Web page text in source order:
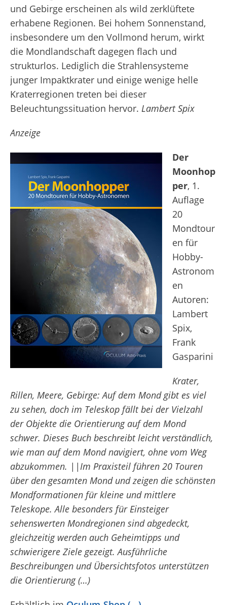
und Gebirge erscheinen als wild zerklüftete
erhabene Regionen. Bei hohem Sonnenstand,
insbesondere um den Vollmond herum, wirkt
die Mondlandschaft dagegen flach und
strukturlos. Lediglich die Strahlensysteme
junger Impaktkrater und einige wenige helle
Kraterregionen treten bei dieser
Beleuchtungssituation hervor. Lambert Spix
Anzeige
Der
Moonhop
per, 1.
Auflage
20
Mondtour
en für
Hobby-
Astronom
en
Autoren:
Lambert
Spix,
Frank
Gasparini
Krater,
Rillen, Meere, Gebirge: Auf dem Mond gibt es viel
zu sehen, doch im Teleskop fällt bei der Vielzahl
der Objekte die Orientierung auf dem Mond
schwer. Dieses Buch beschreibt leicht verständlich,
wie man auf dem Mond navigiert, ohne vom Weg
abzukommen. ||Im Praxisteil führen 20 Touren
über den gesamten Mond und zeigen die schönsten
Mondformationen für kleine und mittlere
Teleskope. Alle besonders für Einsteiger
sehenswerten Mondregionen sind abgedeckt,
gleichzeitig werden auch Geheimtipps und
schwierigere Ziele gezeigt. Ausführliche
Beschreibungen und Übersichtsfotos unterstützen
die Orientierung (…)